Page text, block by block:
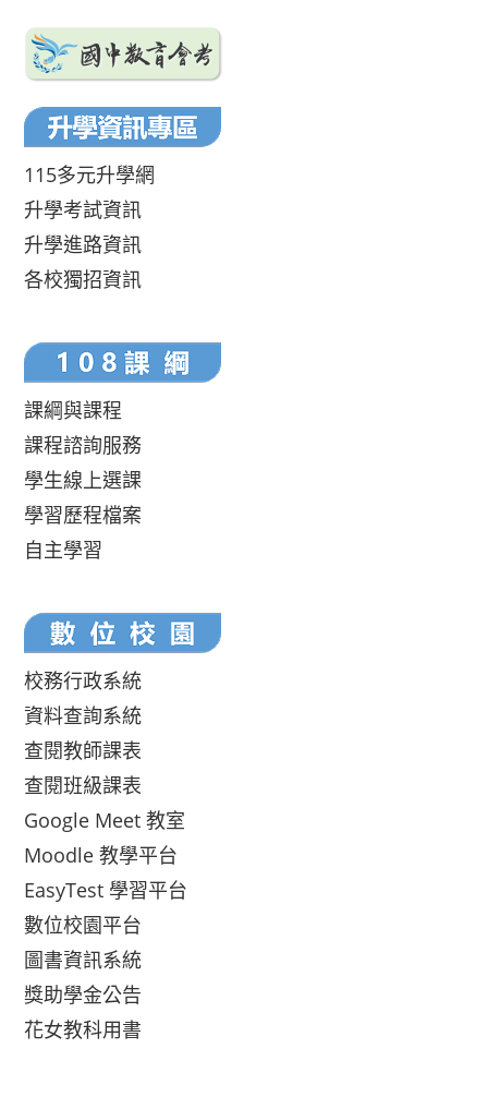
115多元升學網
升學考試資訊
升學進路資訊
各校獨招資訊
課綱與課程
課程諮詢服務
學生線上選課
學習歷程檔案
自主學習
校務行政系統
資料查詢系統
查閱教師課表
查閱班級課表
Google Meet 教室
Moodle 教學平台
EasyTest 學習平台
數位校園平台
圖書資訊系統
獎助學金公告
花女教科用書